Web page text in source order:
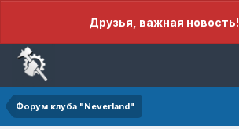
Друзья, важная новость!
Форум клуба "Neverland"